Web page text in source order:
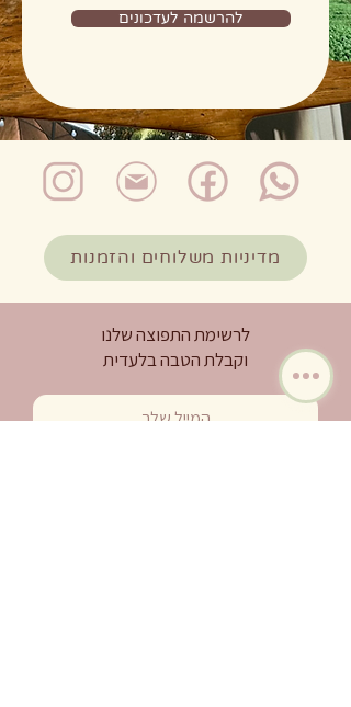
להרשמה לעדכונים
מדיניות משלוחים והזמנות
לרשימת התפוצה שלנו
וקבלת הטבה בלעדית